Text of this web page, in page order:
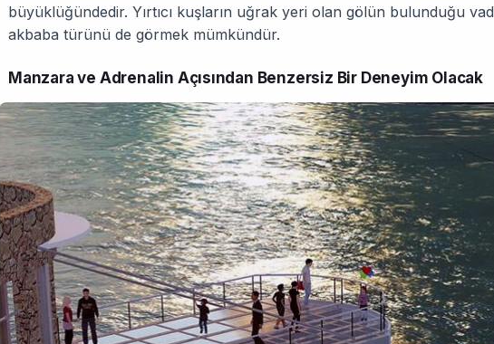
büyüklüğündedir. Yırtıcı kuşların uğrak yeri olan gölün bulunduğu
akbaba türünü de görmek mümkündür.
Manzara ve Adrenalin Açısından Benzersiz Bir Deneyim Olacak